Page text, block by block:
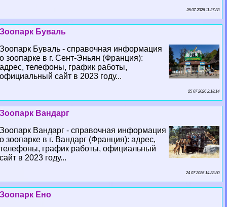
26 07 2026 11:27:33
Зоопарк Буваль
Зоопарк Буваль - справочная информация
о зоопарке в г. Сент-Эньян (Франция):
адрес, телефоны, график работы,
официальный сайт в 2023 году...
25 07 2026 2:18:14
Зоопарк Вандарг
Зоопарк Вандарг - справочная информация
о зоопарке в г. Вандарг (Франция): адрес,
телефоны, график работы, официальный
сайт в 2023 году...
24 07 2026 14:33:30
Зоопарк Ено